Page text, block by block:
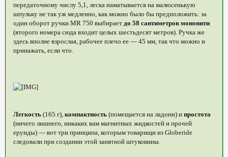
передаточному числу 5,1, леска наматывается на малюсенькую
шпульку не так уж медленно, как можно было бы предположить: за
один оборот ручки MR 750 выбирает до 58 сантиметров мононити
(второго номера сюда входит целых шестьдесят метров). Ручка же
здесь вполне взрослая, рабочее плечо ее — 45 мм, так что можно и
принажать, если что.
Легкость (165 г), компактность (помещается на ладони) и простота
(ничего лишнего, никаких вам магнитных жидкостей и прочей
ерунды) — вот три принципа, которым товарищи из Globeride
следовали при создании этой занятной штуковины.